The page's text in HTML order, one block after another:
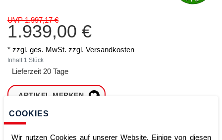
UVP 1.997,17 €
1.939,00 €
* zzgl. ges. MwSt. zzgl. Versandkosten
Inhalt 1 Stück
Lieferzeit 20 Tage
ARTIKEL MERKEN
COOKIES
Wir nutzen Cookies auf unserer Website. Einige von diesen